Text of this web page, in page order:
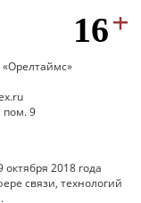
«Орелтаймс»
пом. 9
2018 года
связи, технологий